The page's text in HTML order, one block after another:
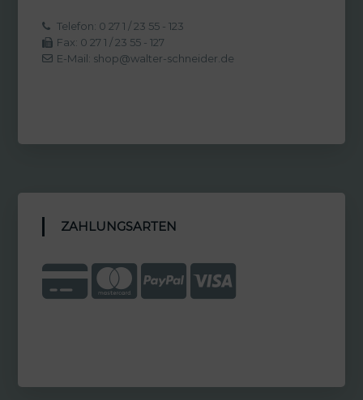
Telefon: 0 27 1 / 23 55 - 123
Fax: 0 27 1 / 23 55 - 127
E-Mail: shop@walter-schneider.de
ZAHLUNGSARTEN